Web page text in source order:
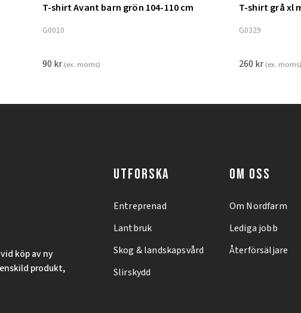
Lägg till i varukorg Lägg
T-shirt Avant barn grön 104-110 cm
G0010
90 kr (ex. moms)
T-shirt grå xl
G0329
260 kr (ex. moms)
köp av ny
produkt,
UTFORSKA
Entreprenad
Lantbruk
Skog & landskapsvård
Slirskydd
OM OSS
Om Nordfarm
Lediga jobb
Återförsäljare